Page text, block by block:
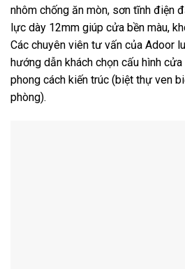
nhôm chống ăn mòn, sơn tĩnh điện
lực dày 12mm giúp cửa bền màu,
Các chuyên viên tư vấn của Adoor
hướng dẫn khách chọn cấu hình
phong cách kiến trúc (biệt thự ven
phòng).